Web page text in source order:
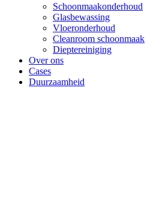
Schoonmaakonderhoud
Glasbewassing
Vloeronderhoud
Cleanroom schoonmaak
Dieptereiniging
Over ons
Cases
Duurzaamheid